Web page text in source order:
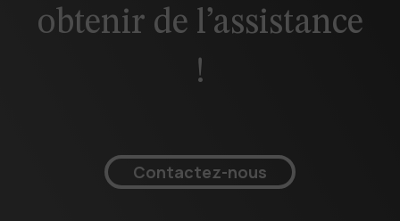
obtenir de l’assistance
!
Contactez-nous